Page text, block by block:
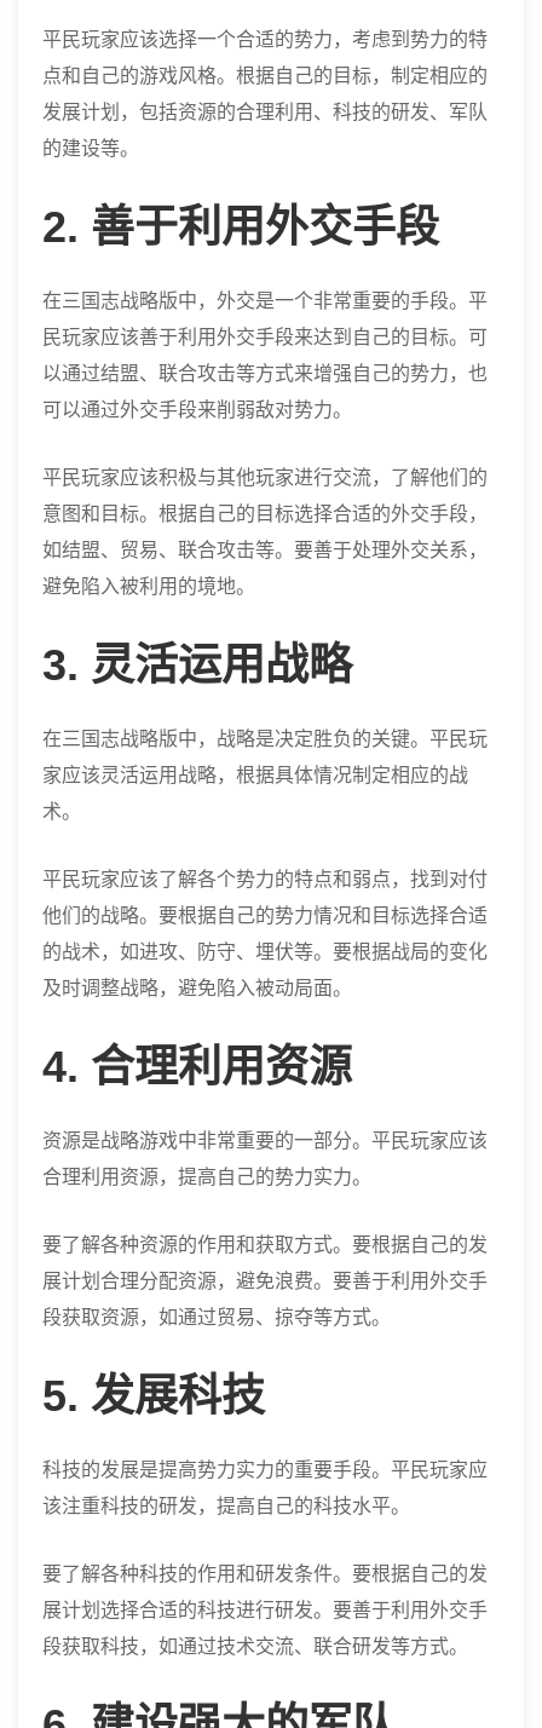
平民玩家应该选择一个合适的势力，考虑到势力的特
点和自己的游戏风格。根据自己的目标，制定相应的
发展计划，包括资源的合理利用、科技的研发、军队
的建设等。
2. 善于利用外交手段
在三国志战略版中，外交是一个非常重要的手段。平
民玩家应该善于利用外交手段来达到自己的目标。可
以通过结盟、联合攻击等方式来增强自己的势力，也
可以通过外交手段来削弱敌对势力。
平民玩家应该积极与其他玩家进行交流，了解他们的
意图和目标。根据自己的目标选择合适的外交手段，
如结盟、贸易、联合攻击等。要善于处理外交关系，
避免陷入被利用的境地。
3. 灵活运用战略
在三国志战略版中，战略是决定胜负的关键。平民玩
家应该灵活运用战略，根据具体情况制定相应的战
术。
平民玩家应该了解各个势力的特点和弱点，找到对付
他们的战略。要根据自己的势力情况和目标选择合适
的战术，如进攻、防守、埋伏等。要根据战局的变化
及时调整战略，避免陷入被动局面。
4. 合理利用资源
资源是战略游戏中非常重要的一部分。平民玩家应该
合理利用资源，提高自己的势力实力。
要了解各种资源的作用和获取方式。要根据自己的发
展计划合理分配资源，避免浪费。要善于利用外交手
段获取资源，如通过贸易、掠夺等方式。
5. 发展科技
科技的发展是提高势力实力的重要手段。平民玩家应
该注重科技的研发，提高自己的科技水平。
要了解各种科技的作用和研发条件。要根据自己的发
展计划选择合适的科技进行研发。要善于利用外交手
段获取科技，如通过技术交流、联合研发等方式。